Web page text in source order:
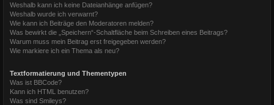
Weshalb kann ich keine Dateianhänge anfügen?
Weshalb wurde ich verwarnt?
Wie kann ich Beiträge den Moderatoren melden?
Was bewirkt die „Speichern“-Schaltfläche beim Schreiben eines Beitrags?
Warum muss mein Beitrag erst freigegeben werden?
Wie markiere ich ein Thema als neu?
Textformatierung und Thementypen
Was ist BBCode?
Kann ich HTML benutzen?
Was sind Smileys?